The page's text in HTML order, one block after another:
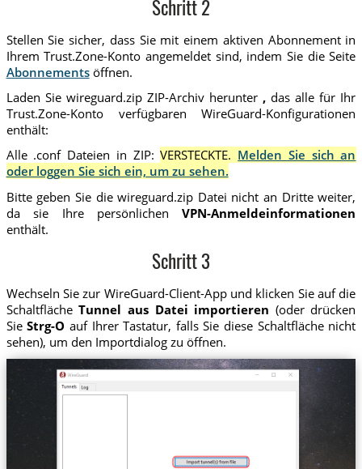
Schritt 2
Stellen Sie sicher, dass Sie mit einem aktiven Abonnement in
Ihrem Trust.Zone-Konto angemeldet sind, indem Sie die Seite
Abonnementsöffnen.
Laden Sie wireguard.zip ZIP-Archiv herunter , das alle für Ihr
Trust.Zone-Konto verfügbaren WireGuard-Konfigurationen
enthält:
Alle .conf Dateien in ZIP: VERSTECKTE. Melden Sie sich an
oder loggen Sie sich ein, um zu sehen.
Bitte geben Sie die wireguard.zip Datei nicht an Dritte weiter,
da sie Ihre persönlichenVPN-Anmeldeinformationen
enthält.
Schritt 3
Wechseln Sie zur WireGuard-Client-App und klicken Sie auf die
SchaltflächeTunnel aus Datei importieren (oder drücken
SieStrg-O auf Ihrer Tastatur, falls Sie diese Schaltfläche nicht
sehen), um den Importdialog zu öffnen.